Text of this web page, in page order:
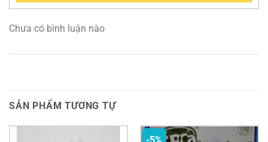
Chưa có bình luận nào
SẢN PHẨM TƯƠNG TỰ